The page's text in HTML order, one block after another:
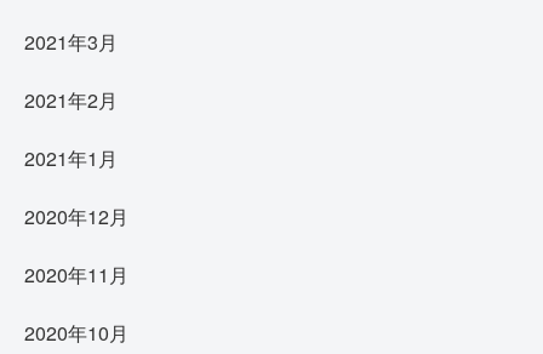
2021年3月
2021年2月
2021年1月
2020年12月
2020年11月
2020年10月